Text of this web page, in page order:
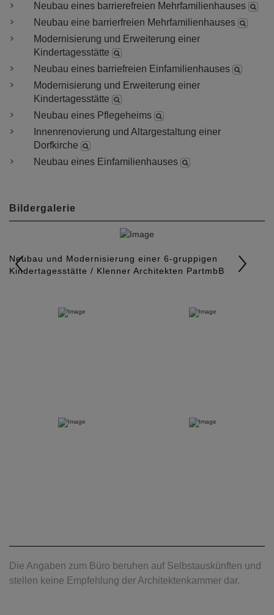
Neubau eines barrierefreien Mehrfamilienhauses
Neubau eine barrierfreien Mehrfamilienhauses
Modernisierung und Erweiterung einer
Kindertagesstätte
Neubau eines barriefreien Einfamilienhauses
Modernisierung und Erweiterung einer
Kindertagesstätte
Neubau eines Pflegeheims
Innenrenovierung und Altargestaltung einer
Dorfkirche
Neubau eines Einfamilienhauses
Bildergalerie
Neubau und Modernisierung einer 6-gruppigen
Kindertagesstätte / Klenner Architekten PartmbB
r
e
Die Angaben zum Büro beruhen auf Selbstauskünften und
stellen keine Empfehlung der Architektenkammer dar.